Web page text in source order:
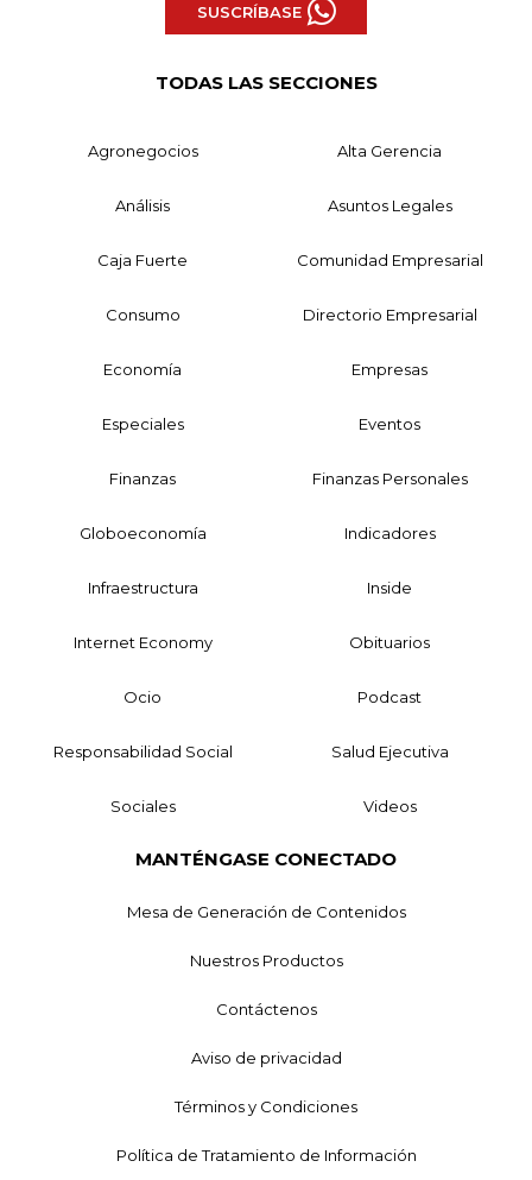
SUSCRÍBASE
TODAS LAS SECCIONES
Agronegocios Alta Gerencia
Análisis Asuntos Legales
Caja Fuerte Comunidad Empresarial
Consumo Directorio Empresarial
Economía Empresas
Especiales Eventos
Finanzas Finanzas Personales
Globoeconomía Indicadores
Infraestructura Inside
Internet Economy Obituarios
Ocio Podcast
Responsabilidad Social Salud Ejecutiva
Sociales Videos
MANTÉNGASE CONECTADO
Mesa de Generación de Contenidos
Nuestros Productos
Contáctenos
Aviso de privacidad
Términos y Condiciones
Política de Tratamiento de Información